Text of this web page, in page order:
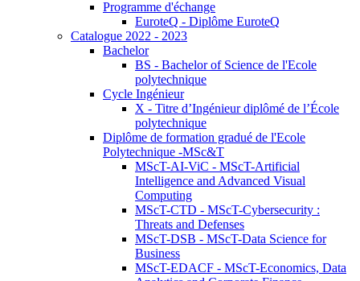
Programme d'échange
EuroteQ - Diplôme EuroteQ
Catalogue 2022 - 2023
Bachelor
BS - Bachelor of Science de l'Ecole
polytechnique
Cycle Ingénieur
X - Titre d’Ingénieur diplômé de l’École
polytechnique
Diplôme de formation gradué de l'Ecole
Polytechnique -MSc&T
MScT-AI-ViC - MScT-Artificial
Intelligence and Advanced Visual
Computing
MScT-CTD - MScT-Cybersecurity :
Threats and Defenses
MScT-DSB - MScT-Data Science for
Business
MScT-EDACF - MScT-Economics, Data